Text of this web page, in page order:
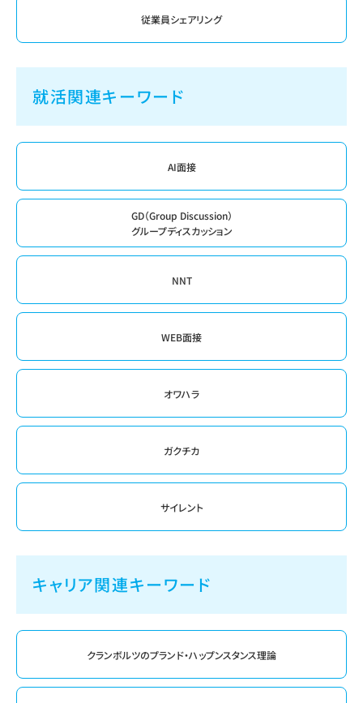
従業員シェアリング
就活関連キーワード
AI面接
GD（Group Discussion）
グループディスカッション
NNT
WEB面接
オワハラ
ガクチカ
サイレント
キャリア関連キーワード
クランボルツのプランド・ハップンスタンス理論